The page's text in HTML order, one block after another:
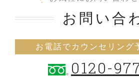
お問い合
お電話でカウンセリング
0120-